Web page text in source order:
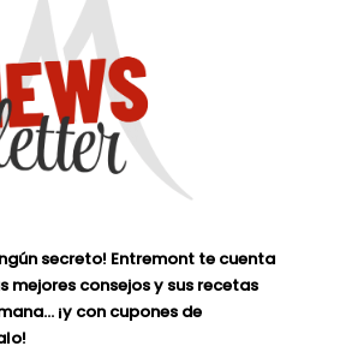
secreto! Entremont te cuenta
mejores consejos y sus recetas
¡y con cupones de